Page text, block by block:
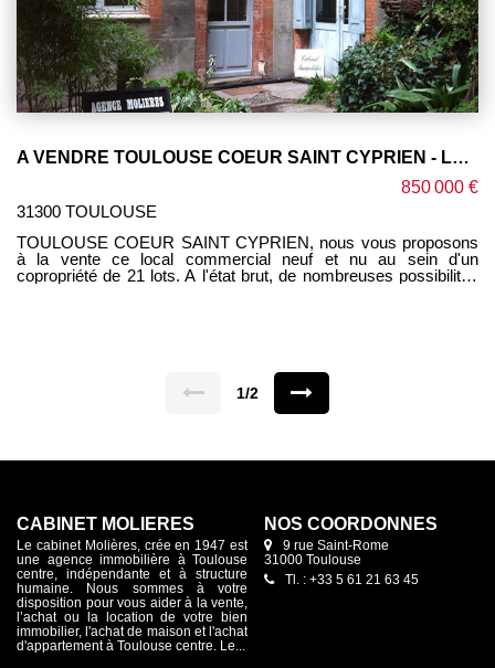
A VENDRE TOULOUSE COEUR SAINT CYPRIEN - Local commercial 475m² sur 2 niveaux avec cour 35m²
850 000 €
31300 TOULOUSE
TOULOUSE COEUR SAINT CYPRIEN, nous vous proposons
à la vente ce local commercial neuf et nu au sein d'un
copropriété de 21 lots. A l'état brut, de nombreuses possibilités
métro Saint Cyprien. Idéal maison médicale et paramédicale,
cabinet d'architectes, notaires, centre de remise en forme, salle
de yoga, bureaux, activités tertiaires.
1/2
CABINET MOLIÈRES
Le cabinet Molières, crée en 1947 est
une agence immobilière à Toulouse
centre, indépendante et à structure
humaine. Nous sommes à votre
disposition pour vous aider à la vente,
l’achat ou la location de votre bien
immobilier, l'achat de maison et l'achat
d'appartement à Toulouse centre. Le...
NOS COORDONNES
9 rue Saint-Rome
31000 Toulouse
Tl. : +33 5 61 21 63 45